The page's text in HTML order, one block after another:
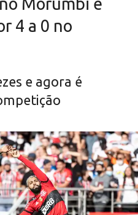
Morumbi e
4 a 0 no
e agora é